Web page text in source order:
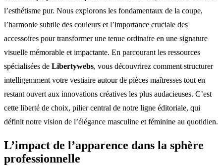
l’esthétisme pur. Nous explorons les fondamentaux de la coupe,
l’harmonie subtile des couleurs et l’importance cruciale des
accessoires pour transformer une tenue ordinaire en une signature
visuelle mémorable et impactante. En parcourant les ressources
spécialisées de Libertywebs, vous découvrirez comment structurer
intelligemment votre vestiaire autour de pièces maîtresses tout en
restant ouvert aux innovations créatives les plus audacieuses. C’est
cette liberté de choix, pilier central de notre ligne éditoriale, qui
définit notre vision de l’élégance masculine et féminine au quotidien.
L’impact de l’apparence dans la sphère
professionnelle